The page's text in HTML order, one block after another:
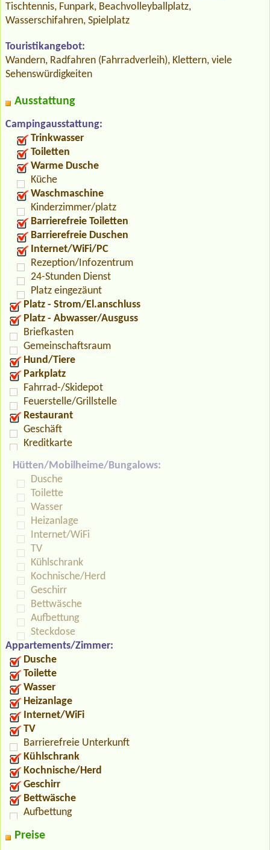
Tischtennis, Funpark, Beachvolleyballplatz,
Wasserschifahren, Spielplatz
Touristikangebot:
Wandern, Radfahren (Fahrradverleih), Klettern, viele
Sehenswürdigkeiten
Ausstattung
Campingausstattung:
Trinkwasser
Toiletten
Warme Dusche
Küche
Waschmaschine
Kinderzimmer/platz
Barrierefreie Toiletten
Barrierefreie Duschen
Internet/WiFi/PC
Rezeption/Infozentrum
24-Stunden Dienst
Platz eingezäunt
Platz - Strom/El.anschluss
Platz - Abwasser/Ausguss
Briefkasten
Gemeinschaftsraum
Hund/Tiere
Parkplatz
Fahrrad-/Skidepot
Feuerstelle/Grillstelle
Restaurant
Geschäft
Kreditkarte
Hütten/Mobilheime/Bungalows:
Dusche
Toilette
Wasser
Heizanlage
Internet/WiFi
TV
Kühlschrank
Kochnische/Herd
Geschirr
Bettwäsche
Aufbettung
Steckdose
Appartements/Zimmer:
Dusche
Toilette
Wasser
Heizanlage
Internet/WiFi
TV
Barrierefreie Unterkunft
Kühlschrank
Kochnische/Herd
Geschirr
Bettwäsche
Aufbettung
Preise